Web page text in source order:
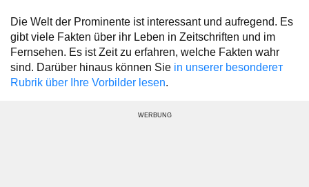
Die Welt der Prominente ist interessant und aufregend. Es
gibt viele Fakten über ihr Leben in Zeitschriften und im
Fernsehen. Es ist Zeit zu erfahren, welche Fakten wahr
sind. Darüber hinaus können Sie in unserer besondereт
Rubrik über Ihre Vorbilder lesen.
WERBUNG